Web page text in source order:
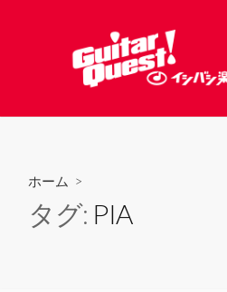
へ
ホーム >
タグ: PIA